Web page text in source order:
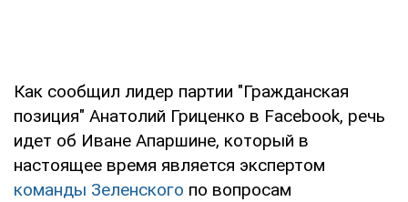
Как сообщил лидер партии "Гражданская
позиция" Анатолий Гриценко в Facebook, речь
идет об Иване Апаршине, который в
настоящее время является экспертом
команды Зеленского по вопросам